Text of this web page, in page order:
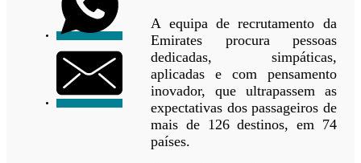
A equipa de recrutamento da
Emirates procura pessoas
dedicadas, simpáticas,
aplicadas e com pensamento
inovador, que ultrapassem as
expectativas dos passageiros de
mais de 126 destinos, em 74
países.